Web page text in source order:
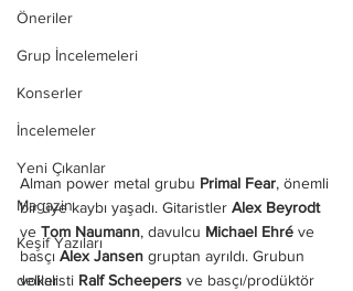
Öneriler
Grup İncelemeleri
Konserler
İncelemeler
Yeni Çıkanlar
Magazin
Keşif Yazıları
deliler
Alman power metal grubu Primal Fear, önemli
bir üye kaybı yaşadı. Gitaristler Alex Beyrodt
ve Tom Naumann, davulcu Michael Ehré ve
basçı Alex Jansen gruptan ayrıldı. Grubun
vokalisti Ralf Scheepers ve basçı/prodüktör